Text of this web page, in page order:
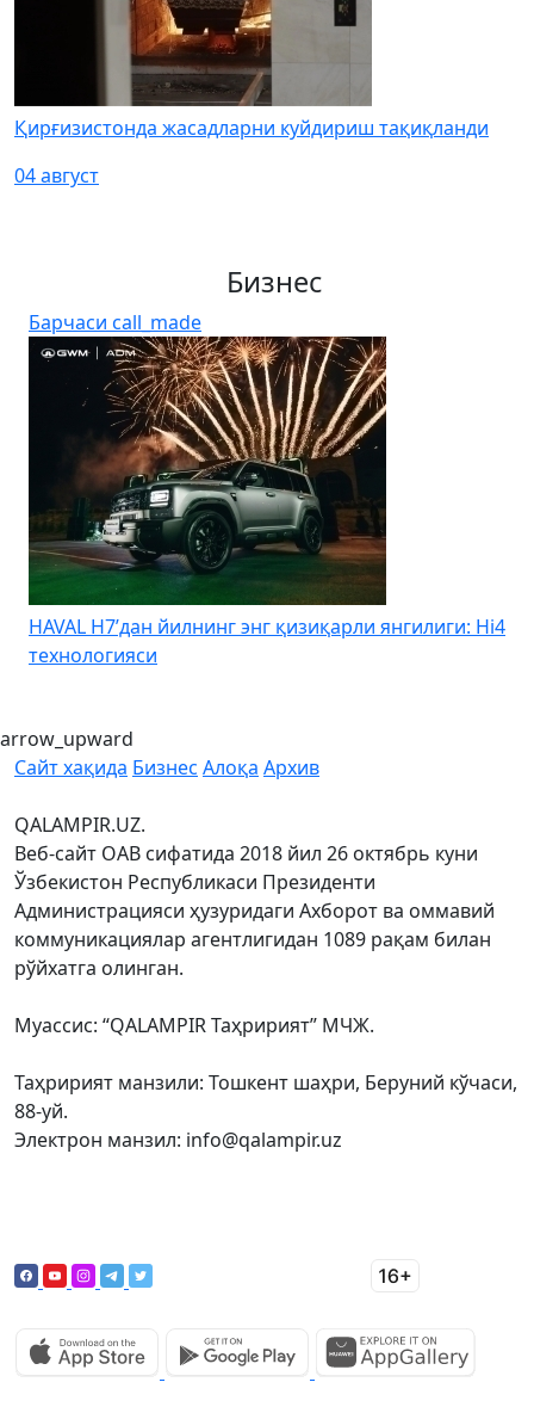
Қирғизистонда жасадларни куйдириш тақиқланди
04 август
Бизнес
Барчаси call_made
энг қизиқарли янгилиги: Hi4
Kia Uzbekistan – Kia
arrow_upward
Сайт хақида Бизнес Алоқа Архив
QALAMPIR.UZ.
Веб-сайт ОАВ сифатида 2018 йил 26 октябрь куни
Ўзбекистон Республикаси Президенти
Администрацияси ҳузуридаги Ахборот ва оммавий
коммуникациялар агентлигидан 1089 рақам билан
рўйхатга олинган.
Муассис: “QALAMPIR Таҳририят” МЧЖ.
Таҳририят манзили: Тошкент шаҳри, Беруний кўчаси,
88-уй.
Электрон манзил: info@qalampir.uz